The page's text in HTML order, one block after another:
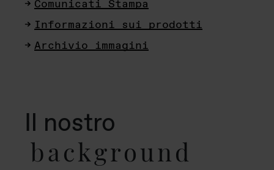
Comunicati Stampa
Informazioni sui prodotti
Archivio immagini
Il nostro
background